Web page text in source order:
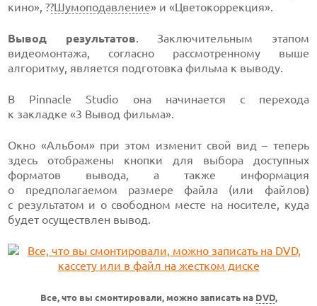
кино», ??Шумоподавление» и «Цветокоррекция».
Вывод результатов. Заключительным этапом
видеомонтажа, согласно рассмотренному выше
алгоритму, является подготовка фильма к выводу.
В Pinnacle Studio она начинается с перехода
к закладке «3 Вывод фильма».
Окно «Альбом» при этом изменит свой вид – теперь
здесь отображены кнопки для выбора доступных
форматов вывода, а также информация
о предполагаемом размере файла (или файлов)
с результатом и о свободном месте на носителе, куда
будет осуществлен вывод.
Все, что вы смонтировали, можно записать на DVD,